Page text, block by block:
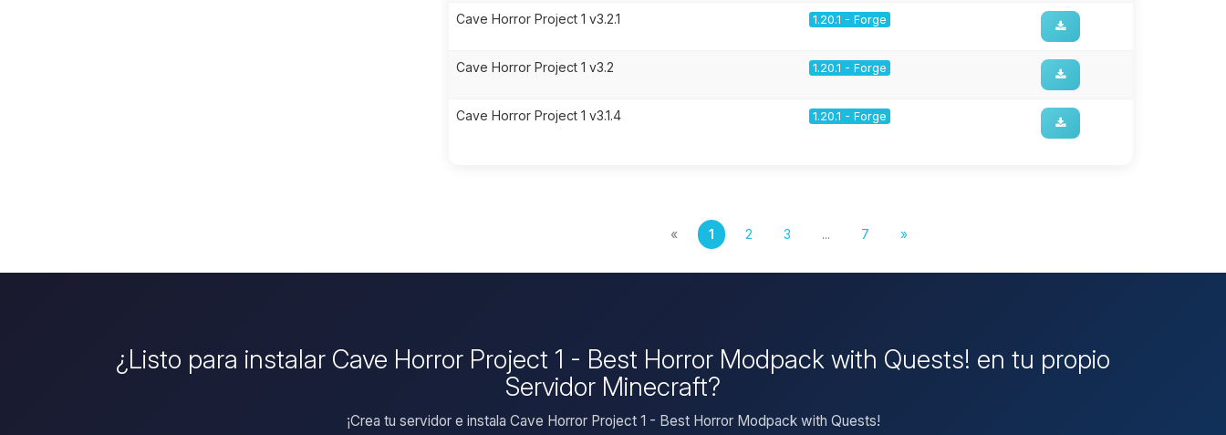
Cave Horror Project 1 v3.2.1 1.20.1 - Forge
Cave Horror Project 1 v3.2 1.20.1 - Forge
Cave Horror Project 1 v3.1.4 1.20.1 - Forge
« 1 2 3 ... 7 »
¿Listo para instalar Cave Horror Project 1 - Best Horror Modpack with Quests! en tu propio
Servidor Minecraft?
¡Crea tu servidor e instala Cave Horror Project 1 - Best Horror Modpack with Quests!